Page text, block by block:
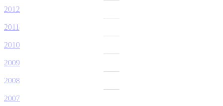
2012
2011
2010
2009
2008
2007